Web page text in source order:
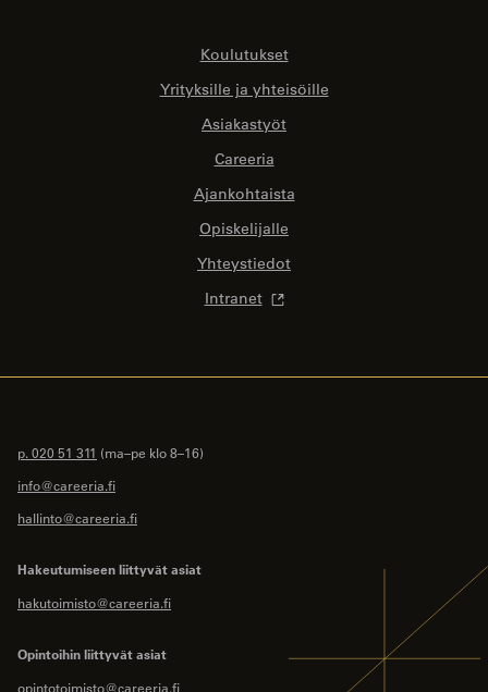
Koulutukset
Yrityksille ja yhteisöille
Asiakastyöt
Careeria
Ajankohtaista
Opiskelijalle
Yhteystiedot
Intranet
p. 020 51 311 (ma–pe klo 8–16)
info@careeria.fi
hallinto@careeria.fi
Hakeutumiseen liittyvät asiat
hakutoimisto@careeria.fi
Opintoihin liittyvät asiat
opintotoimisto@careeria.fi